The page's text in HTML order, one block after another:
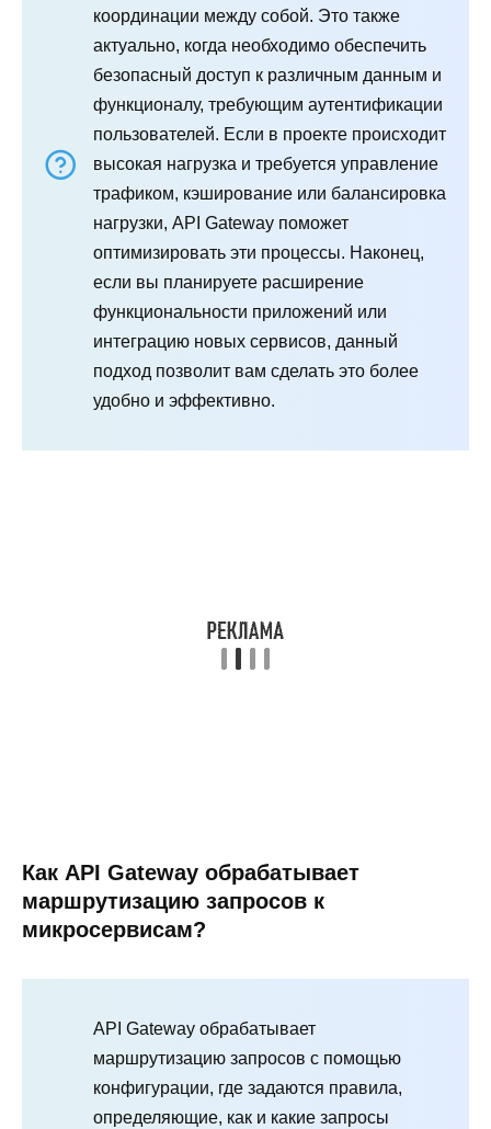
координации между собой. Это также
актуально, когда необходимо обеспечить
безопасный доступ к различным данным и
функционалу, требующим аутентификации
пользователей. Если в проекте происходит
высокая нагрузка и требуется управление
трафиком, кэширование или балансировка
нагрузки, API Gateway поможет
оптимизировать эти процессы. Наконец,
если вы планируете расширение
функциональности приложений или
интеграцию новых сервисов, данный
подход позволит вам сделать это более
удобно и эффективно.
Как API Gateway обрабатывает
маршрутизацию запросов к
микросервисам?
API Gateway обрабатывает
маршрутизацию запросов с помощью
конфигурации, где задаются правила,
определяющие, как и какие запросы